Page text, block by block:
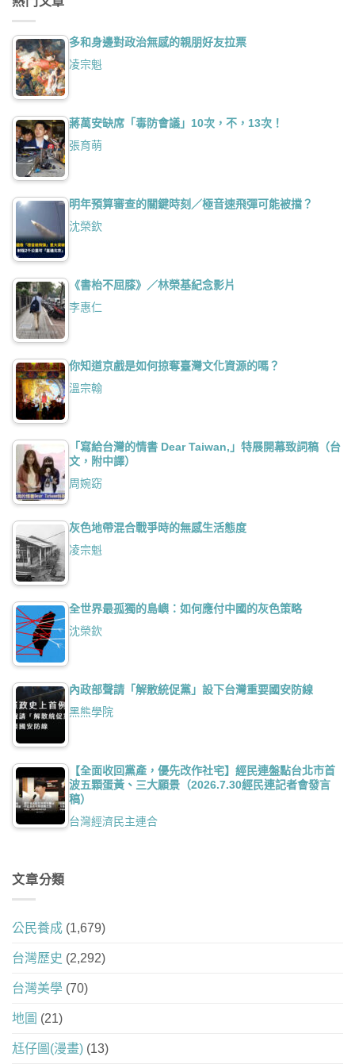
多和身邊對政治無感的親朋好友拉票
凌宗魁
蔣萬安缺席「毒防會議」10次，不，13次！
張育萌
明年預算審查的關鍵時刻／極音速飛彈可能被擋？
沈榮欽
《書枱不屈膝》／林榮基紀念影片
李惠仁
你知道京戲是如何掠奪臺灣文化資源的嗎？
溫宗翰
「寫給台灣的情書 Dear Taiwan,」特展開幕致詞稿（台
文，附中譯）
周婉窈
灰色地帶混合戰爭時的無感生活態度
凌宗魁
全世界最孤獨的島嶼：如何應付中國的灰色策略
沈榮欽
內政部聲請「解散統促黨」設下台灣重要國安防線
黑熊學院
【全面收回黨產，優先改作社宅】經民連盤點台北市首
波五顆蛋黃、三大願景（2026.7.30經民連記者會發言
稿）
台灣經濟民主連合
文章分類
公民養成 (1,679)
台灣歷史 (2,292)
台灣美學 (70)
地圖 (21)
尪仔圖(漫畫) (13)